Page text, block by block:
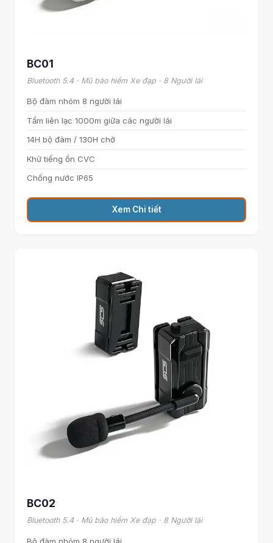
BC01
Bluetooth 5.4 · Mũ bảo hiểm Xe đạp · 8 Người lái
Bộ đàm nhóm 8 người lái
Tầm liên lạc 1000m giữa các người lái
14H bộ đàm / 130H chờ
Khử tiếng ồn CVC
Chống nước IP65
Xem Chi tiết
BC02
Bluetooth 5.4 · Mũ bảo hiểm Xe đạp · 8 Người lái
Bộ đàm nhóm 8 người lái